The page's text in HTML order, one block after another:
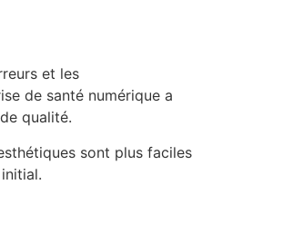
et les
de santé numérique a
qualité.
sont plus faciles